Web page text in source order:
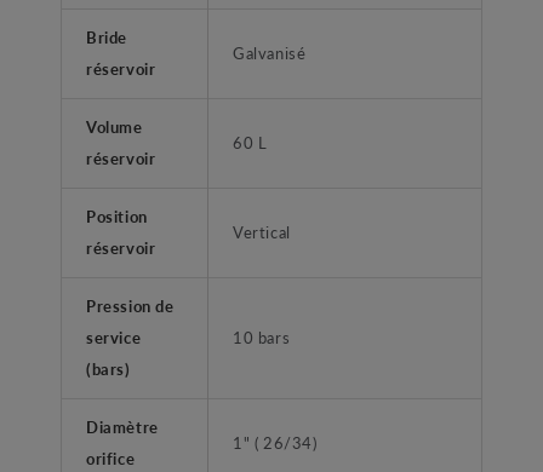
Bride
réservoir
Galvanisé
Volume
réservoir
60 L
Position
réservoir
Vertical
Pression de
service
(bars)
10 bars
Diamètre
orifice
1" ( 26/34)